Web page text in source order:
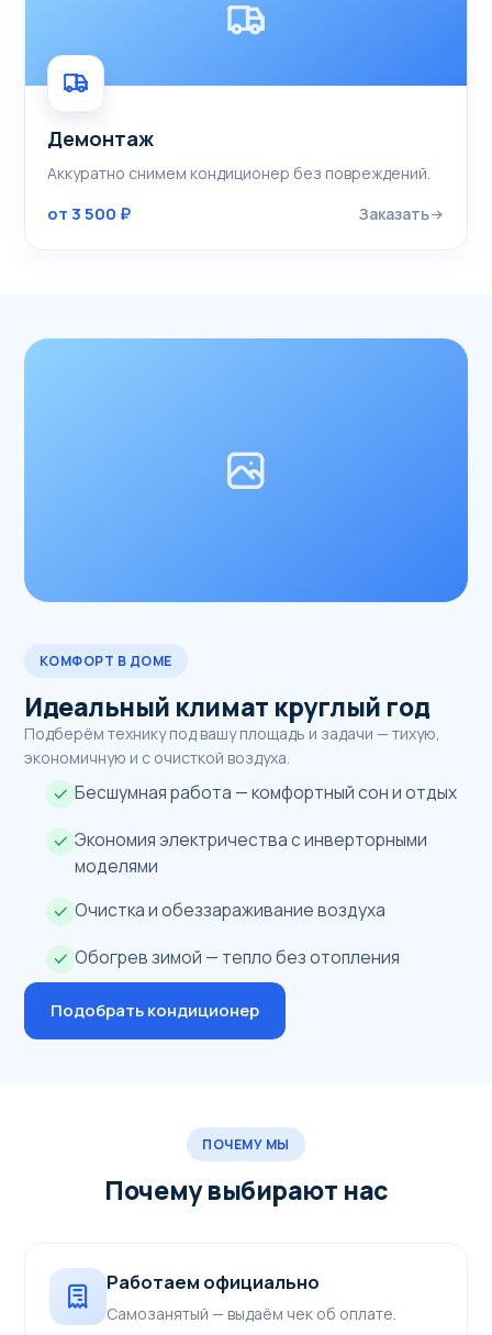
Демонтаж
Аккуратно снимем кондиционер без повреждений.
от 3 500 ₽ Заказать
КОМФОРТ В ДОМЕ
Идеальный климат круглый год
Подберём технику под вашу площадь и задачи — тихую,
экономичную и с очисткой воздуха.
Бесшумная работа — комфортный сон и отдых
Экономия электричества с инверторными
моделями
Очистка и обеззараживание воздуха
Обогрев зимой — тепло без отопления
Подобрать кондиционер
ПОЧЕМУ МЫ
Почему выбирают нас
Работаем официально
Самозанятый — выдаём чек об оплате.